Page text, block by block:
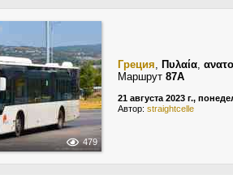
479
Греция, Πυλαία,
Маршрут 87A
21 августа 2023 г.,
Автор: straightcelle